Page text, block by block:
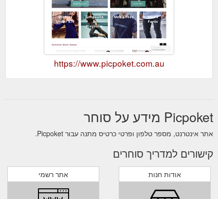
https://www.picpoket.com.au
Picpoket מידע על סוחר
אתר אינטרנט, מספר טלפון ופרטי כרטיס מתנה עבור Picpoket.
קישורים למדריך סוחרים
אתר רשמי אודות חנות